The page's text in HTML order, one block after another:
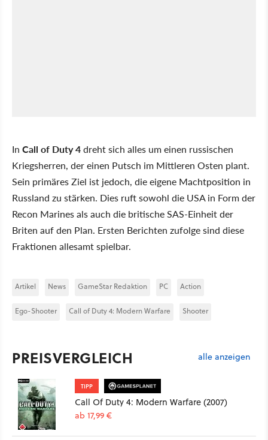
In Call of Duty 4dreht sich alles um einen russischen
Kriegsherren, der einen Putsch im Mittleren Osten plant.
Sein primäres Ziel ist jedoch, die eigene Machtposition in
Russland zu stärken. Dies ruft sowohl die USA in Form der
Recon Marines als auch die britische SAS-Einheit der
Briten auf den Plan. Ersten Berichten zufolge sind diese
Fraktionen allesamt spielbar.
Artikel News GameStar Redaktion PC Action
Ego-Shooter Call of Duty 4: Modern Warfare Shooter
PREISVERGLEICH alle anzeigen
TIPP
Call Of Duty 4: Modern Warfare (2007)
ab 17,99 €